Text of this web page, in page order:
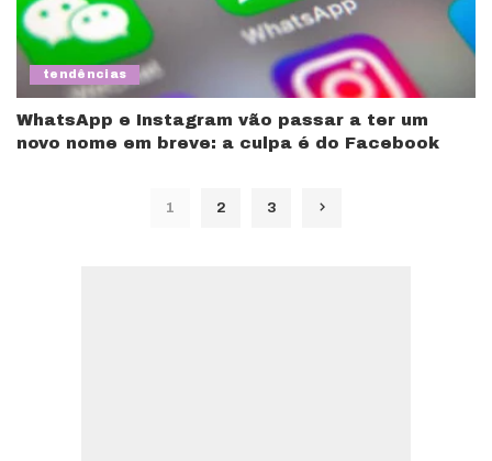
tendências
WhatsApp e Instagram vão passar a ter um
novo nome em breve: a culpa é do Facebook
1 2 3